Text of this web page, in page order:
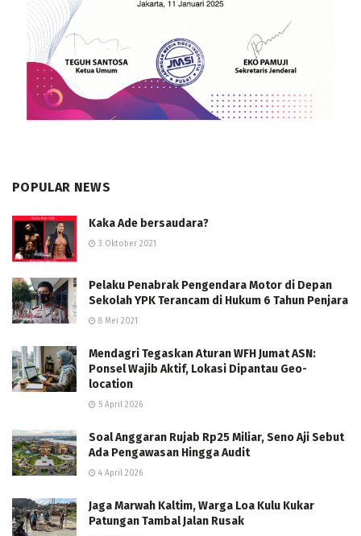
POPULAR NEWS
Kaka Ade bersaudara?
3 Oktober 2021
Pelaku Penabrak Pengendara Motor di Depan
Sekolah YPK Terancam di Hukum 6 Tahun Penjara
8 Mei 2021
Mendagri Tegaskan Aturan WFH Jumat ASN:
Ponsel Wajib Aktif, Lokasi Dipantau Geo-
location
5 April 2026
Soal Anggaran Rujab Rp25 Miliar, Seno Aji Sebut
Ada Pengawasan Hingga Audit
4 April 2026
Jaga Marwah Kaltim, Warga Loa Kulu Kukar
Patungan Tambal Jalan Rusak